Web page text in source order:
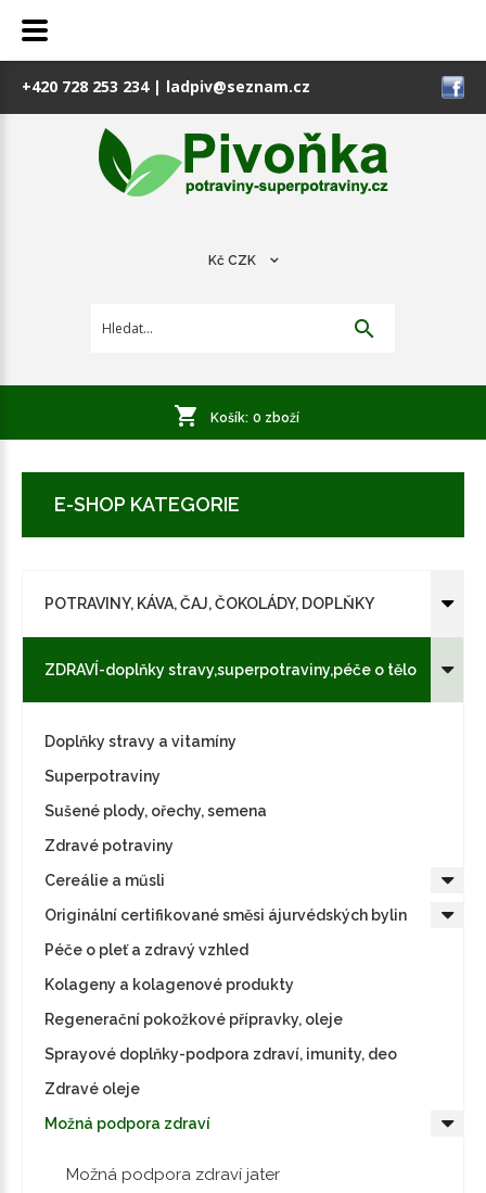
+420 728 253 234| ladpiv@seznam.cz
Kč CZK
Košík: 0 zboží
E-SHOP KATEGORIE
POTRAVINY, KÁVA, ČAJ, ČOKOLÁDY, DOPLŇKY
ZDRAVÍ-doplňky stravy,superpotraviny,péče o tělo
Doplňky stravy a vitamíny
Superpotraviny
Sušené plody, ořechy, semena
Zdravé potraviny
Cereálie a műsli
Originální certifikované směsi ájurvédských bylin
Péče o pleť a zdravý vzhled
Kolageny a kolagenové produkty
Regenerační pokožkové přípravky, oleje
Sprayové doplňky-podpora zdraví, imunity, deo
Zdravé oleje
Možná podpora zdraví
Možná podpora zdraví jater